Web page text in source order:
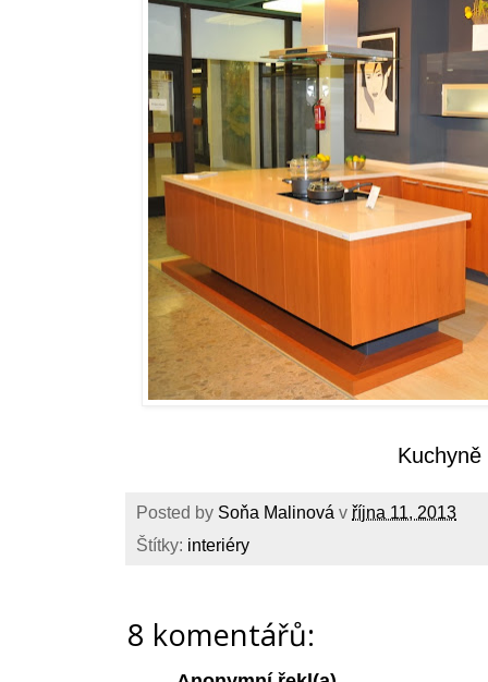
Posted by Soňa Malinová v října 11, 2013
Štítky: interiéry
8 komentářů: